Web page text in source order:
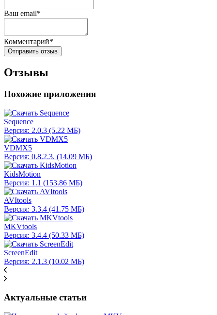
Ваш email*
Комментарий*
Отправить отзыв
Отзывы
Похожие приложения
Sequence
Версия: 2.0.3 (5.22 МБ)
VDMX5
Версия: 0.8.2.3. (14.09 МБ)
KidsMotion
Версия: 1.1 (153.86 МБ)
AVItools
Версия: 3.3.4 (41.75 МБ)
MKVtools
Версия: 3.4.4 (50.33 МБ)
ScreenEdit
Версия: 2.1.3 (10.02 МБ)
Актуальные статьи